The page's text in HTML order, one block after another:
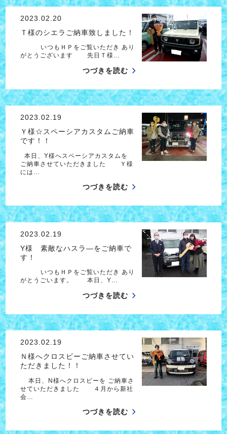
2023.02.20
Ｔ様のシエラご納車致しました！
いつもＨＰをご覧いただき あり
がとうございます 先日Ｔ様…
つづきを読む
2023.02.19
Ｙ様☆スペーシアカスタムご納車
です！！
本日、Y様へスペーシアカスタムを
ご納車させていただきました Ｙ様
には…
つづきを読む
2023.02.19
Y様 素敵なハスラ―をご納車で
す！
いつもＨＰをご覧いただき あり
がとうごいます。 本日、Y…
つづきを読む
2023.02.19
Ｎ様へクロスビーご納車させてい
ただきました！！
本日、N様へクロスビーを ご納車さ
せていただきました ４月から新社
会…
つづきを読む